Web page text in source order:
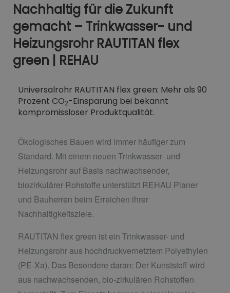
Nachhaltig für die Zukunft
gemacht – Trinkwasser- und
Heizungsrohr RAUTITAN flex
green | REHAU
Universalrohr RAUTITAN flex green: Mehr als 90
Prozent CO2-Einsparung bei bekannt
kompromissloser Produktqualität.
Ökologisches Bauen wird immer häufiger zum
Standard. Mit einem neuen Trinkwasser- und
Heizungsrohr auf Basis nachwachsender,
biozirkulärer Rohstoffe unterstützt REHAU Planer
und Bauherren beim Erreichen ihrer
Nachhaltigkeitsziele.
RAUTITAN flex green ist ein Trinkwasser- und
Heizungsrohr aus hochdruckvernetztem Polyethylen
(PE-Xa). Das Besondere daran: Der Kunststoff wird
aus nachwachsenden, bio-zirkulären Rohstoffen